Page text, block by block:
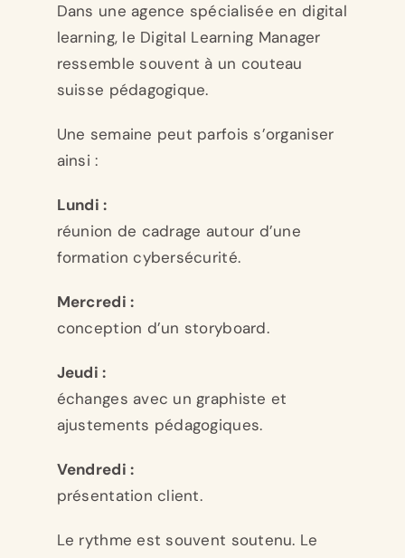
Dans une agence spécialisée en digital
learning, le Digital Learning Manager
ressemble souvent à un couteau
suisse pédagogique.
Une semaine peut parfois s’organiser
ainsi :
Lundi :
réunion de cadrage autour d’une
formation cybersécurité.
Mercredi :
conception d’un storyboard.
Jeudi :
échanges avec un graphiste et
ajustements pédagogiques.
Vendredi :
présentation client.
Le rythme est souvent soutenu. Le